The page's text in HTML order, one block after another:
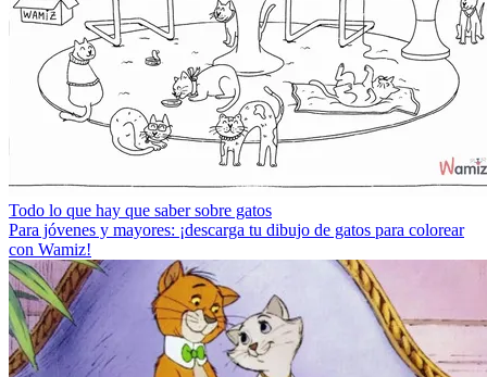
Todo lo que hay que saber sobre gatos
Para jóvenes y mayores: ¡descarga tu dibujo de gatos para colorear
con Wamiz!